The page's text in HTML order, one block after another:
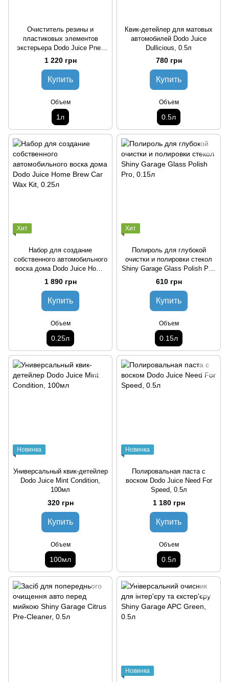
Очиститель резины и
пластиковых элементов
экстерьера Dodo Juice Pneu
Look, 1л
1 220 грн
Купить
Объем
1л
Квик-детейлер для матовых
автомобилей Dodo Juice
Dullicious, 0.5л
780 грн
Купить
Объем
0.5л
Хит
Набор для создание
собственного автомобильного
воска дома Dodo Juice Home
Brew Car Wax Kit, 0.25л
1 890 грн
Купить
Объем
0.25л
Хит
Полироль для глубокой
очистки и полировки стекол
Shiny Garage Glass Polish Pro,
0.15л
610 грн
Купить
Объем
0.15л
Новинка
Универсальный квик-детейлер
Dodo Juice Mint Condition,
100мл
320 грн
Купить
Объем
100мл
Новинка
Полировальная паста с
воском Dodo Juice Need For
Speed, 0.5л
1 180 грн
Купить
Объем
0.5л
Новинка